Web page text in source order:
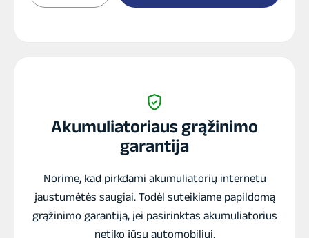
BSLI-
Akumuliatoriaus grąžinimo
garantija
Norime, kad pirkdami akumuliatorių internetu
jaustumėtės saugiai. Todėl suteikiame papildomą
grąžinimo garantiją, jei pasirinktas akumuliatorius
netiko jūsų automobiliui.